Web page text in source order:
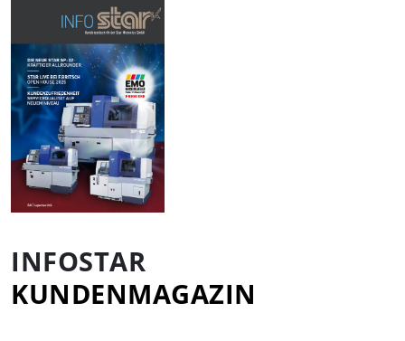
INFOSTAR
KUNDENMAGAZIN